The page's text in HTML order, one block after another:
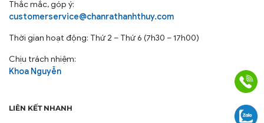
Thủy cam kết mang đến sản phẩm chất lượng, đáng
Thắc mắc, góp ý:
customerservice@chanrathanhthuy.com
Thời gian hoạt động: Thứ 2 – Thứ 6 (7h30 – 17h00)
Chịu trách nhiệm:
Khoa Nguyễn
LIÊN KẾT NHANH